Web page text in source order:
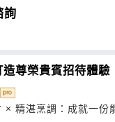
詢
尊榮貴賓招待體驗
精湛烹調：成就一份